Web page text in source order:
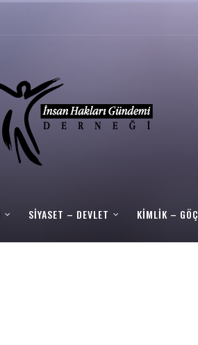
SIYASET – DEVLET KIMLIK – GÖÇ